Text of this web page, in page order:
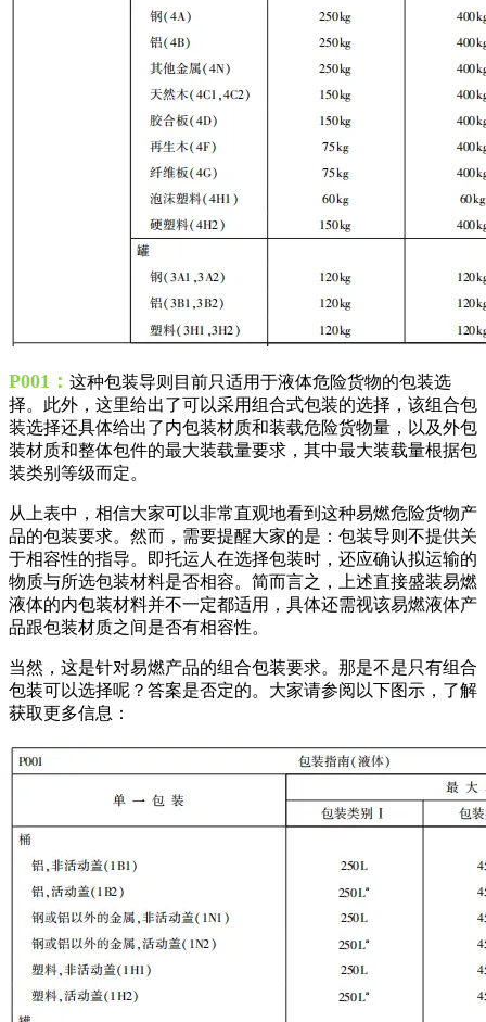
P001： 这种包装导则目前只适用于液体危险货物的包装选
择。此外，这里给出了可以采用组合式包装的选择，该组合包
装选择还具体给出了内包装材质和装载危险货物量，以及外包
装材质和整体包件的最大装载量要求，其中最大装载量根据包
装类别等级而定。
从上表中，相信大家可以非常直观地看到这种易燃危险货物产
品的包装要求。然而，需要提醒大家的是：包装导则不提供关
于相容性的指导。即托运人在选择包装时，还应确认拟运输的
物质与所选包装材料是否相容。简而言之，上述直接盛装易燃
液体的内包装材料并不一定都适用，具体还需视该易燃液体产
品跟包装材质之间是否有相容性。
当然，这是针对易燃产品的组合包装要求。那是不是只有组合
包装可以选择呢？答案是否定的。大家请参阅以下图示，了解
获取更多信息：